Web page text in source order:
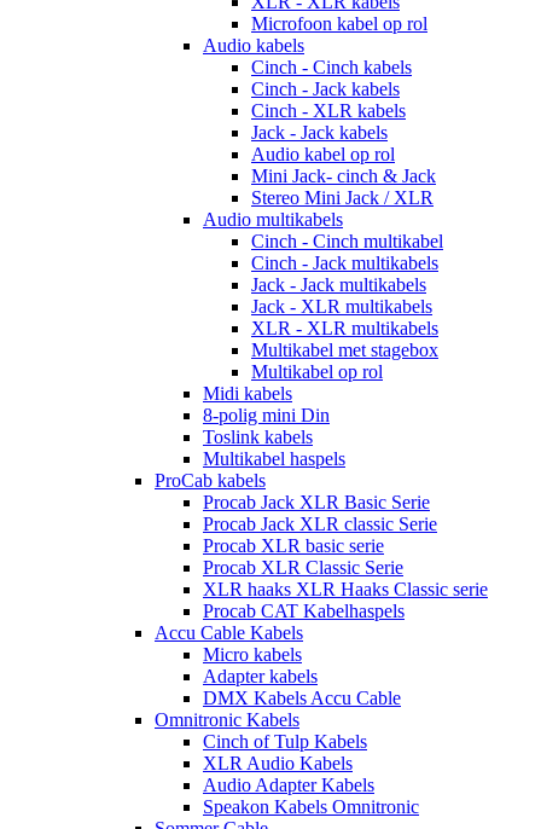
Microfoon kabel op rol
Audio kabels
Cinch - Cinch kabels
Cinch - Jack kabels
Cinch - XLR kabels
Jack - Jack kabels
Audio kabel op rol
Mini Jack- cinch & Jack
Stereo Mini Jack / XLR
Audio multikabels
Cinch - Cinch multikabel
Cinch - Jack multikabels
Jack - Jack multikabels
Jack - XLR multikabels
XLR - XLR multikabels
Multikabel met stagebox
Multikabel op rol
Midi kabels
8-polig mini Din
Toslink kabels
Multikabel haspels
ProCab kabels
Procab Jack XLR Basic Serie
Procab Jack XLR classic Serie
Procab XLR basic serie
Procab XLR Classic Serie
XLR haaks XLR Haaks Classic serie
Procab CAT Kabelhaspels
Accu Cable Kabels
Micro kabels
Adapter kabels
DMX Kabels Accu Cable
Omnitronic Kabels
Cinch of Tulp Kabels
XLR Audio Kabels
Audio Adapter Kabels
Speakon Kabels Omnitronic